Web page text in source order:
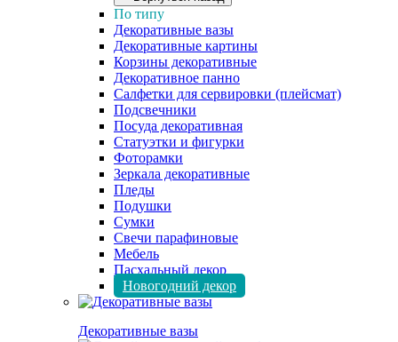
По типу
Декоративные вазы
Декоративные картины
Корзины декоративные
Декоративное панно
Салфетки для сервировки (плейсмат)
Подсвечники
Посуда декоративная
Статуэтки и фигурки
Фоторамки
Зеркала декоративные
Пледы
Подушки
Сумки
Свечи парафиновые
Мебель
Пасхальный декор
Новогодний декор
Декоративные вазы